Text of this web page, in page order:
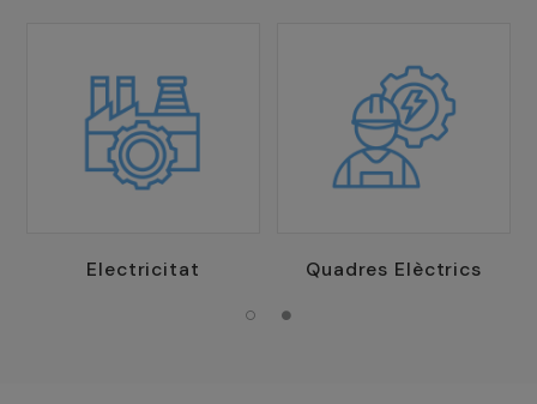
Electricitat Quadres Elèctrics